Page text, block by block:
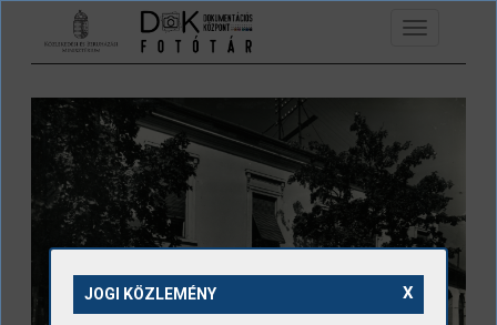
Ugrás a tartalomra
Toggle
navigation
X
JOGI KÖZLEMÉNY